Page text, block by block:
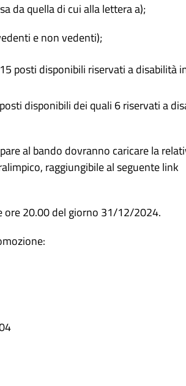
da quella di cui alla lettera a);
e non vedenti);
posti disponibili riservati a disabilità
disponibili dei quali 6 riservati a
al bando dovranno caricare la
raggiungibile al seguente link
ore 20.00 del giorno 31/12/2024.